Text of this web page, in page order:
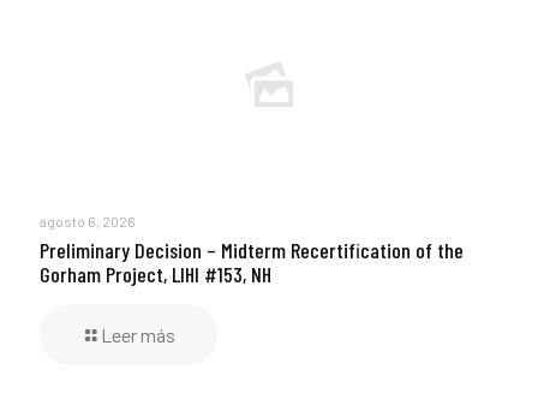
agosto 6, 2026
Preliminary Decision – Midterm Recertification of the
Gorham Project, LIHI #153, NH
Leer más